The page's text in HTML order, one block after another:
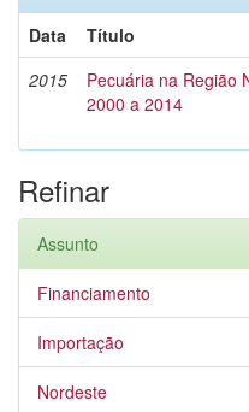
Data
Título
2015
Pecuária na Região
2000 a 2014
Refinar
Assunto
Financiamento
Importação
Nordeste